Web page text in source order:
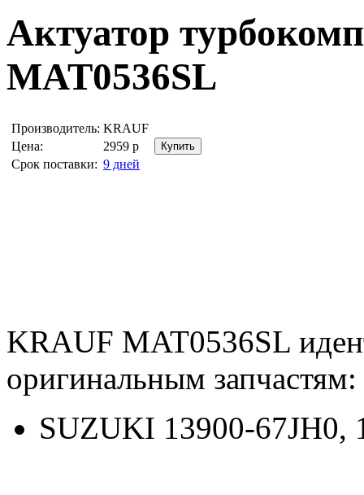
Актуатор
MAT0536SL
Производитель: KRAUF
Цена:
2959 р
Срок поставки: 9 дней
KRAUF MAT0536SL
оригинальным запчастям:
SUZUKI 13900-67JH0,